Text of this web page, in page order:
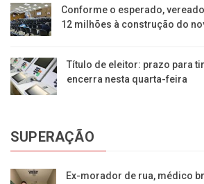
Conforme o esperado,
12 milhões à construção do
Título de eleitor: prazo para
encerra nesta quarta-feira
SUPERAÇÃO
Ex-morador de rua, médico